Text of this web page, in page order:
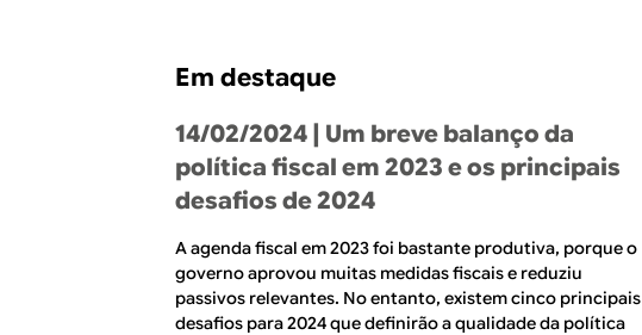
E
Em destaque
14/02/2024 | Um breve balanço da
política fiscal em 2023 e os principais
desafios de 2024
A agenda fiscal em 2023 foi bastante produtiva, porque o
governo aprovou muitas medidas fiscais e reduziu
passivos relevantes. No entanto, existem cinco principais
desafios para 2024 que definirão a qualidade da política